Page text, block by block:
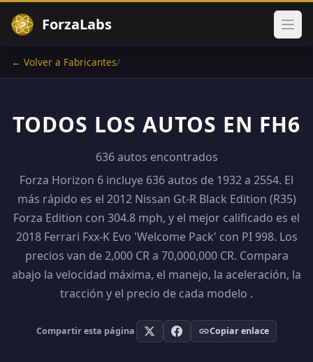
ForzaLabs
← Volver a Fabricantes/
TODOS LOS AUTOS EN FH6
636 autos encontrados
Forza Horizon 6 incluye 636 autos de 1932 a 2554. El
más rápido es el 2012 Nissan Gt-R Black Edition (R35)
Forza Edition con 304.8 mph, y el mejor calificado es el
2018 Ferrari Fxx-K Evo 'Welcome Pack' con PI 998. Los
precios van de 2,000 CR a 70,000,000 CR. Compara
abajo la velocidad máxima, el manejo, la aceleración, la
tracción y el precio de cada modelo .
Compartir esta página Copiar enlace